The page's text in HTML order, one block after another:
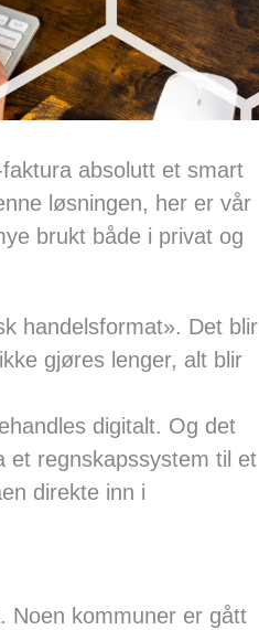
absolutt et smart
løsningen, her er vår
brukt både i privat og
handelsformat». Det blir
gjøres lenger, alt blir
digitalt. Og det
et regnskapssystem til et
direkte inn i
Noen kommuner er gått